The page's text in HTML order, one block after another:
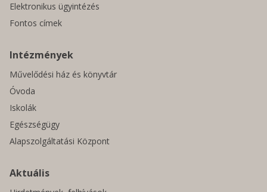
Elektronikus ügyintézés
Fontos címek
Intézmények
Művelődési ház és könyvtár
Óvoda
Iskolák
Egészségügy
Alapszolgáltatási Központ
Aktuális